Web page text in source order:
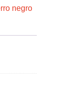
negro